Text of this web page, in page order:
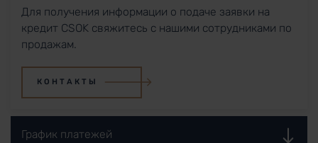
Для получения информации о подаче заявки на
кредит CSOK свяжитесь с нашими сотрудниками по
продажам.
КОНТАКТЫ
График платежей